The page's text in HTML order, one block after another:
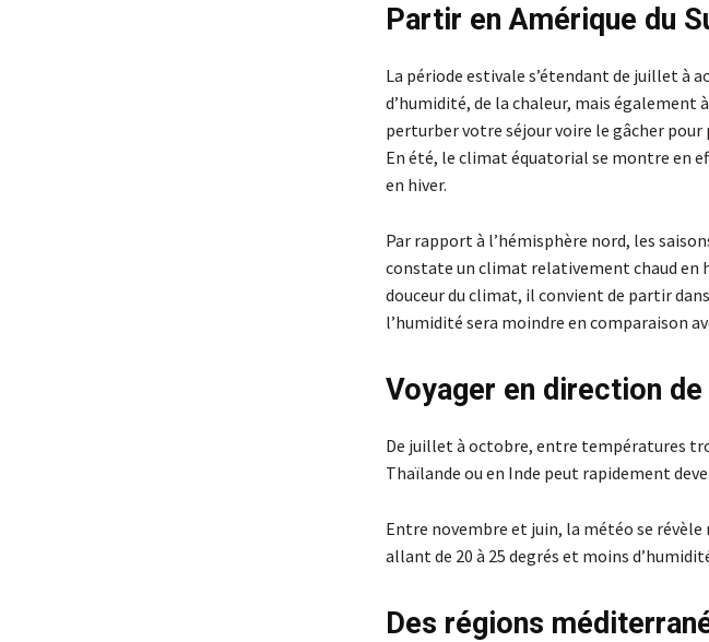
Partir en Amérique du
La période estivale s’étendant de juillet à
d’humidité, de la chaleur, mais également
perturber votre séjour voire le gâcher pour
En été, le climat équatorial se montre en
en hiver.
Par rapport à l’hémisphère nord, les
constate un climat relativement chaud en
douceur du climat, il convient de partir
l’humidité sera moindre en comparaison
Voyager en direction de
De juillet à octobre, entre températures
Thaïlande ou en Inde peut rapidement
Entre novembre et juin, la météo se
allant de 20 à 25 degrés et moins
Des régions